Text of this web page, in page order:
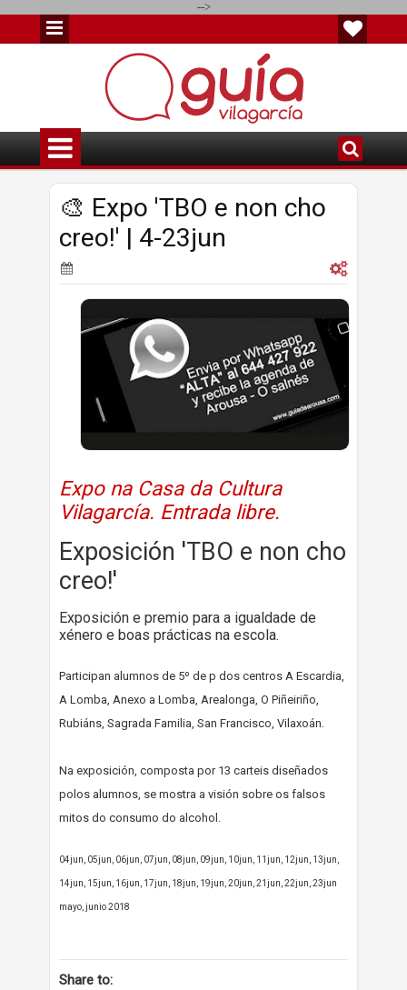
-->
🎨 Expo 'TBO e non cho
creo!' | 4-23jun
Expo na Casa da Cultura
Vilagarcía. Entrada libre.
Exposición 'TBO e non cho
creo!'
Exposición e premio para a igualdade de
xénero e boas prácticas na escola.
Participan alumnos de 5º de p dos centros A Escardia,
A Lomba, Anexo a Lomba, Arealonga, O Piñeiriño,
Rubiáns, Sagrada Familia, San Francisco, Vilaxoán.
Na exposición, composta por 13 carteis diseñados
polos alumnos, se mostra a visión sobre os falsos
mitos do consumo do alcohol.
04jun, 05jun, 06jun, 07jun, 08jun, 09jun, 10jun, 11jun, 12jun, 13jun,
14jun, 15jun, 16jun, 17jun, 18jun, 19jun, 20jun, 21jun, 22jun, 23jun
mayo, junio 2018
Share to: